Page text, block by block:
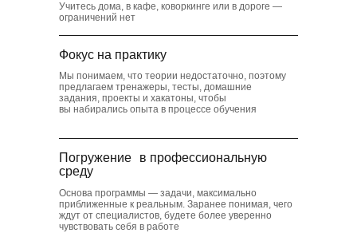
Учитесь дома, в кафе, коворкинге или в дороге —
ограничений нет
Погружение в профессиональную
среду
Основа программы — задачи, максимально
приближенные к реальным. Заранее понимая, чего
ждут от специалистов, будете более уверенно
чувствовать себя в работе
Фокус на практику
Мы понимаем, что теории недостаточно, поэтому
предлагаем тренажеры, тесты, домашние
задания, проекты и хакатоны, чтобы
вы набирались опыта в процессе обучения